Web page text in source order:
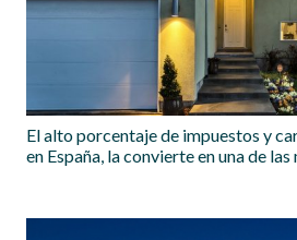
El alto porcentaje de impuestos y
en España, la convierte en una de